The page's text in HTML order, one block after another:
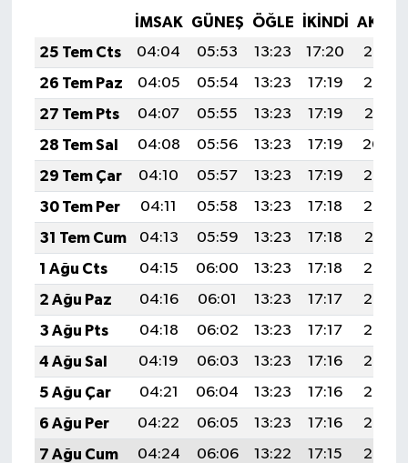
İMSAK GÜNEŞ ÖĞLE İKINDI
25 Tem Cts
04:04 05:53 13:23 17:20
20:43
26 Tem Paz
04:05 05:54 13:23 17:19
20:42
27 Tem Pts
04:07 05:55 13:23 17:19
20:41
28 Tem Sal
04:08 05:56 13:23 17:19
20:40
29 Tem Çar
04:10 05:57 13:23 17:19
20:39
30 Tem Per
04:11 05:58 13:23 17:18
20:38
31 Tem Cum
04:13 05:59 13:23 17:18
20:37
1 Ağu Cts
04:15 06:00 13:23 17:18
20:36
2 Ağu Paz
04:16 06:01 13:23 17:17
20:35
3 Ağu Pts
04:18 06:02 13:23 17:17
20:34
4 Ağu Sal
04:19 06:03 13:23 17:16
20:33
5 Ağu Çar
04:21 06:04 13:23 17:16
20:32
6 Ağu Per
04:22 06:05 13:23 17:16
20:30
7 Ağu Cum
04:24 06:06 13:22 17:15
20:29